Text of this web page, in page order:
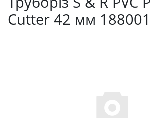
Cutter 42 мм